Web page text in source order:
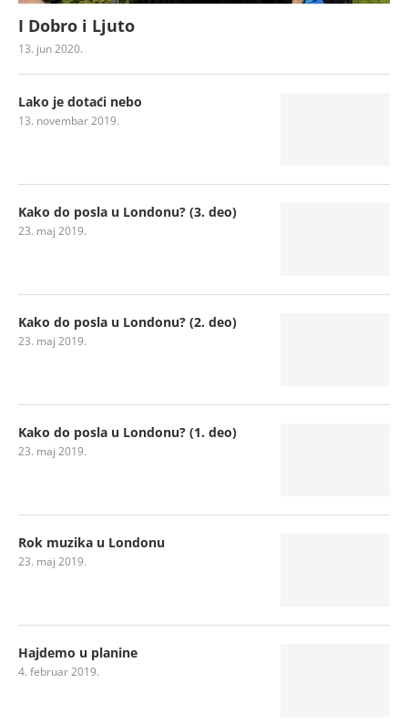
I Dobro i Ljuto
13. jun 2020.
Lako je dotaći nebo
13. novembar 2019.
Kako do posla u Londonu? (3. deo)
23. maj 2019.
Kako do posla u Londonu? (2. deo)
23. maj 2019.
Kako do posla u Londonu? (1. deo)
23. maj 2019.
Rok muzika u Londonu
23. maj 2019.
Hajdemo u planine
4. februar 2019.